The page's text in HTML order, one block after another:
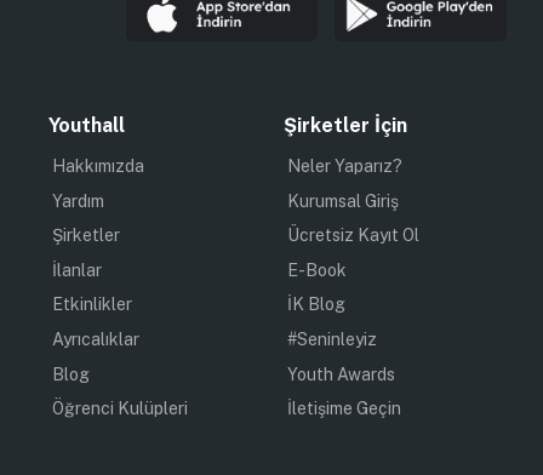
Youthall
Hakkımızda
Yardım
Şirketler
İlanlar
Etkinlikler
Ayrıcalıklar
Blog
Öğrenci Kulüpleri
Şirketler İçin
Neler Yaparız?
Kurumsal Giriş
Ücretsiz Kayıt Ol
E-Book
İK Blog
#Seninleyiz
Youth Awards
İletişime Geçin